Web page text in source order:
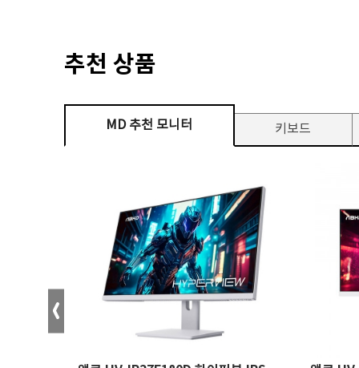
추천 상품
MD 추천 모니터 키보드